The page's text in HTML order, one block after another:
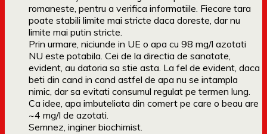
romaneste, pentru a verifica informatiile. Fiecare tara
poate stabili limite mai stricte daca doreste, dar nu
limite mai putin stricte.
Prin urmare, niciunde in UE o apa cu 98 mg/l azotati
NU este potabila. Cei de la directia de sanatate,
evident, au datoria sa stie asta. La fel de evident, daca
beti din cand in cand astfel de apa nu se intampla
nimic, dar sa evitati consumul regulat pe termen lung.
Ca idee, apa imbuteliata din comert pe care o beau are
~4 mg/l de azotati.
Semnez, inginer biochimist.